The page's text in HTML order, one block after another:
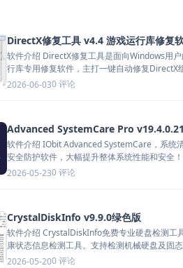
软件介绍 DirectX修复工具是面向Windows用户的系统运
行库专用修复软件，主打一键自动修复DirectX
2026-06-030 评论
Advanced SystemCare Pro
软件介绍 IObit Advanced SystemCare，系统
安全防护软件，大幅提升整体系统性能和安全
2026-05-230 评论
CrystalDiskInfo v9.9.0绿色版
软件介绍 CrystalDiskInfo免费专业硬盘检测工
康状态信息检测工具。支持检测机械硬盘及固
息...
2026-05-200 评论